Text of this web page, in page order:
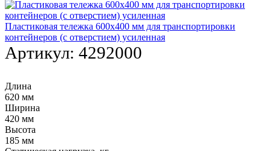
Пластиковая тележка 600х400 мм для транспортировки
контейнеров (с отверстием) усиленная
Артикул: 4292000
Длина
620 мм
Ширина
420 мм
Высота
185 мм